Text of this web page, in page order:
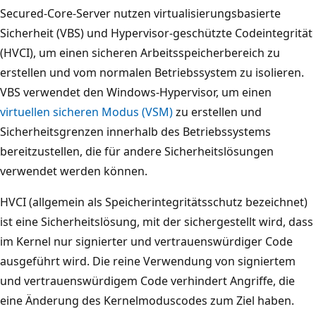
Secured-Core-Server nutzen virtualisierungsbasierte
Sicherheit (VBS) und Hypervisor-geschützte Codeintegrität
(HVCI), um einen sicheren Arbeitsspeicherbereich zu
erstellen und vom normalen Betriebssystem zu isolieren.
VBS verwendet den Windows-Hypervisor, um einen
virtuellen sicheren Modus (VSM)zu erstellen und
Sicherheitsgrenzen innerhalb des Betriebssystems
bereitzustellen, die für andere Sicherheitslösungen
verwendet werden können.
HVCI (allgemein als Speicherintegritätsschutz bezeichnet)
ist eine Sicherheitslösung, mit der sichergestellt wird, dass
im Kernel nur signierter und vertrauenswürdiger Code
ausgeführt wird. Die reine Verwendung von signiertem
und vertrauenswürdigem Code verhindert Angriffe, die
eine Änderung des Kernelmoduscodes zum Ziel haben.